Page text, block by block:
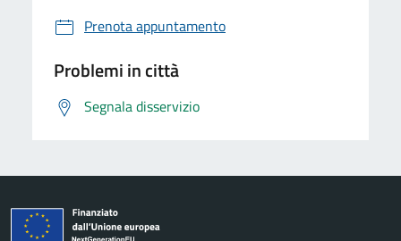
Prenota appuntamento
Problemi in città
Segnala disservizio